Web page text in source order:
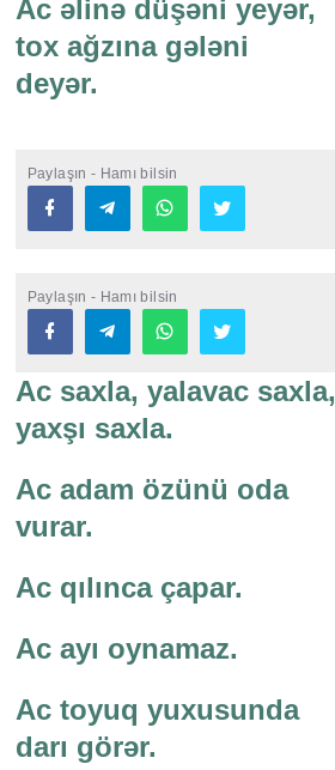
Ac əlinə düşəni yeyər,
tox ağzına gələni
deyər.
Paylaşın - Hamı bilsin
Paylaşın - Hamı bilsin
Ac saxla, yalavac saxla,
yaxşı saxla.
Ac adam özünü oda
vurar.
Ac qılınca çapar.
Ac ayı oynamaz.
Ac toyuq yuxusunda
darı görər.